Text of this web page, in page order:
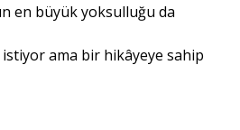
en büyük yoksulluğu da
ama bir hikâyeye sahip